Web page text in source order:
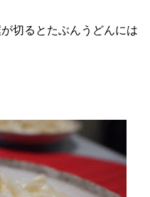
切るとたぶんうどんには